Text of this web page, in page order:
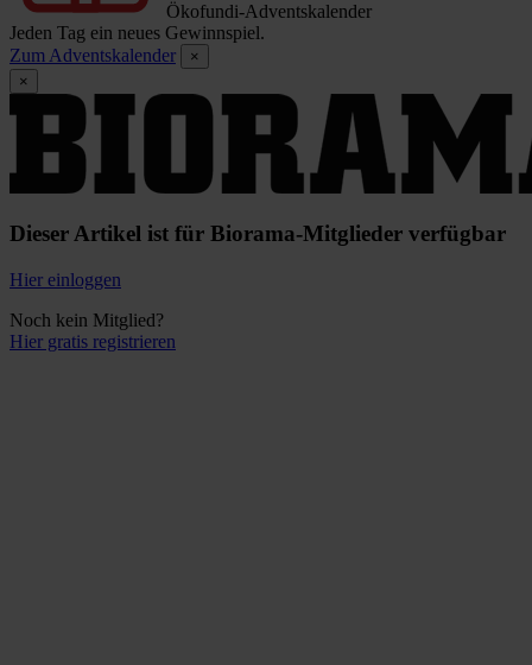
Ökofundi-Adventskalender
Jeden Tag ein neues Gewinnspiel.
Zum Adventskalender
×
×
Dieser Artikel ist für Biorama-Mitglieder verfügbar
Hier einloggen
Noch kein Mitglied?
Hier gratis registrieren